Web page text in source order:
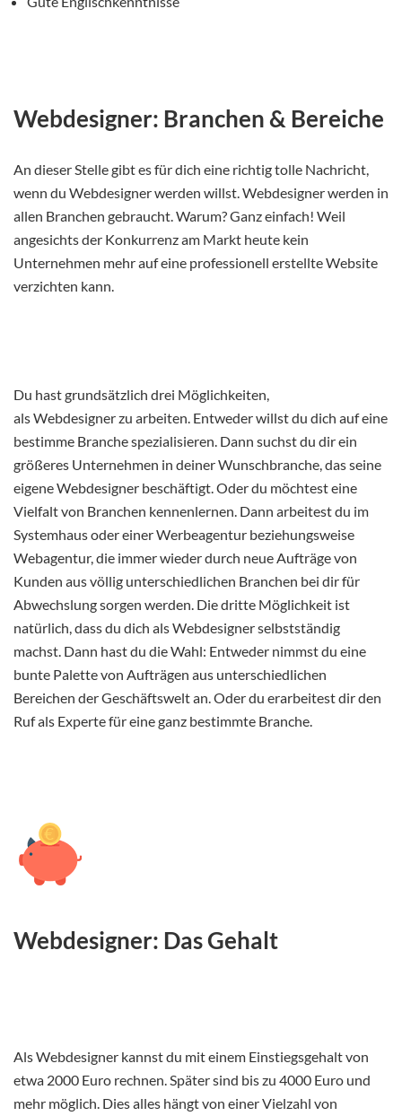
Webdesigner: Branchen & Bereiche
An dieser Stelle gibt es für dich eine richtig tolle Nachricht,
wenn du Webdesigner werden willst. Webdesigner werden in
allen Branchen gebraucht. Warum? Ganz einfach! Weil
angesichts der Konkurrenz am Markt heute kein
Unternehmen mehr auf eine professionell erstellte Website
verzichten kann.
Du hast grundsätzlich drei Möglichkeiten,
als Webdesigner zu arbeiten. Entweder willst du dich auf eine
bestimme Branche spezialisieren. Dann suchst du dir ein
größeres Unternehmen in deiner Wunschbranche, das seine
eigene Webdesigner beschäftigt. Oder du möchtest eine
Vielfalt von Branchen kennenlernen. Dann arbeitest du im
Systemhaus oder einer Werbeagentur beziehungsweise
Webagentur, die immer wieder durch neue Aufträge von
Kunden aus völlig unterschiedlichen Branchen bei dir für
Abwechslung sorgen werden. Die dritte Möglichkeit ist
natürlich, dass du dich als Webdesigner selbstständig
machst. Dann hast du die Wahl: Entweder nimmst du eine
bunte Palette von Aufträgen aus unterschiedlichen
Bereichen der Geschäftswelt an. Oder du erarbeitest dir den
Ruf als Experte für eine ganz bestimmte Branche.
Webdesigner: Das Gehalt
Als Webdesigner kannst du mit einem Einstiegsgehalt von
etwa 2000 Euro rechnen. Später sind bis zu 4000 Euro und
mehr möglich. Dies alles hängt von einer Vielzahl von